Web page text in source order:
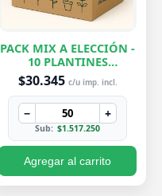
PACK MIX A ELECCIÓN -
10 PLANTINES
EXCLUSIVOS
$30.345 c/u imp. incl.
− +
Sub: $1.517.250
Agregar al carrito